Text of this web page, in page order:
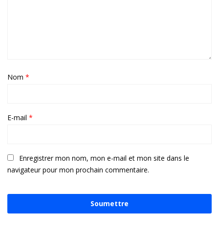
Nom *
E-mail *
Enregistrer mon nom, mon e-mail et mon site dans le
navigateur pour mon prochain commentaire.